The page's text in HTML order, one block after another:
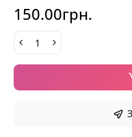
150.00грн.